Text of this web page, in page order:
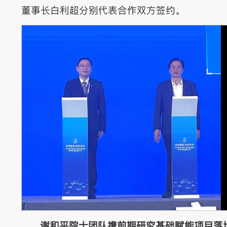
董事长白利超分别代表合作双方签约。